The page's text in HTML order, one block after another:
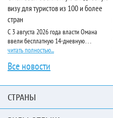
визу для туристов из 100 и более
стран
С 3 августа 2026 года власти Омана
ввели бесплатную 14-дневную…
читать полностью...
Все новости
СТРАНЫ